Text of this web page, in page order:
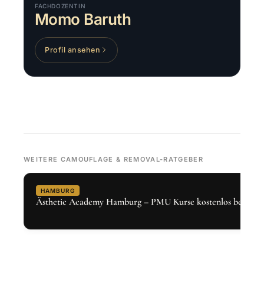
FACHDOZENTIN
Momo Baruth
Profil ansehen
WEITERE CAMOUFLAGE & REMOVAL-RATGEBER
HAMBURG
Ästhetic Academy Hamburg – PMU Kurse kostenlos bei